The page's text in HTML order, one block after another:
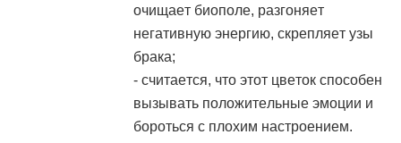
очищает биополе, разгоняет
негативную энергию, скрепляет узы
брака;
- считается, что этот цветок способен
вызывать положительные эмоции и
бороться с плохим настроением.